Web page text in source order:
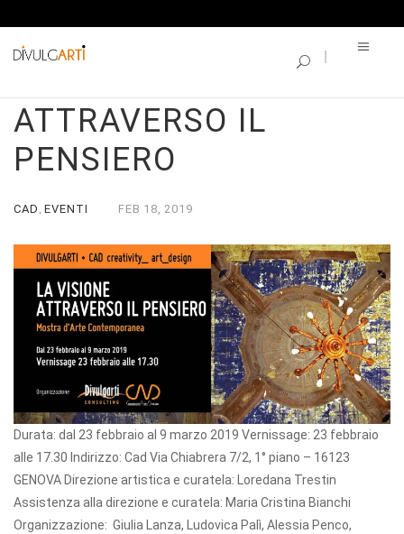
ATTRAVERSO IL
PENSIERO
CAD , EVENTI FEB 18, 2019
Durata: dal 23 febbraio al 9 marzo 2019 Vernissage: 23 febbraio
alle 17.30 Indirizzo: Cad Via Chiabrera 7/2, 1° piano – 16123
GENOVA Direzione artistica e curatela: Loredana Trestin
Assistenza alla direzione e curatela: Maria Cristina Bianchi
Organizzazione: Giulia Lanza, Ludovica Palì, Alessia Penco,